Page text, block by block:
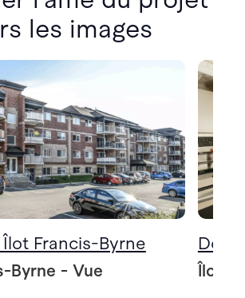
les images
Francis-Byrne
Byrne - Vue
Îlot